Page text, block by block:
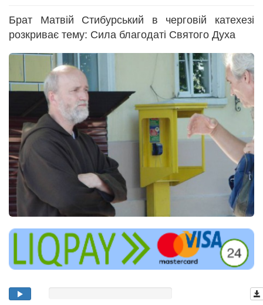
Брат Матвій Стибурський в черговій катехезі
розкриває тему: Сила благодаті Святого Духа